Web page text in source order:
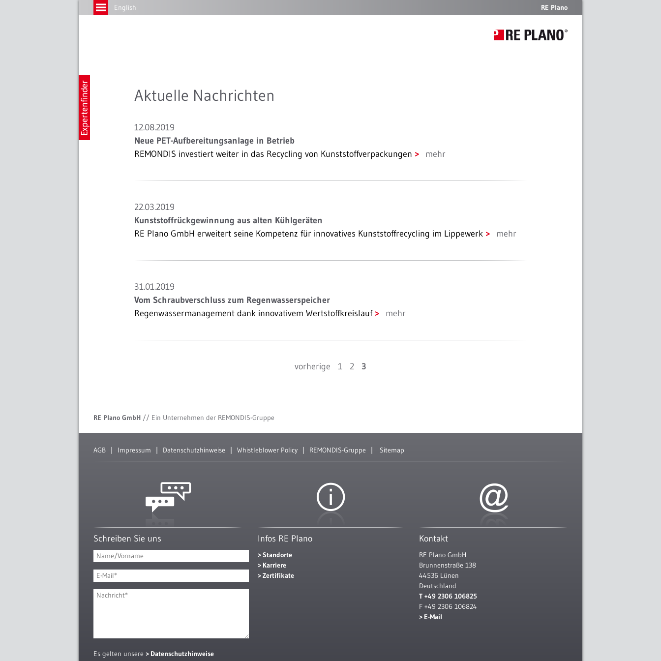
English RE Plano
Aktuelle Nachrichten
12.08.2019
Neue PET-Aufbereitungsanlage in Betrieb
REMONDIS investiert weiter in das Recycling von Kunststoffverpackungen
mehr
22.03.2019
Kunststoffrückgewinnung aus alten Kühlgeräten
RE Plano GmbH erweitert seine Kompetenz für innovatives Kunststoffrecycling im Lippewerk
mehr
31.01.2019
Vom Schraubverschluss zum Regenwasserspeicher
Regenwassermanagement dank innovativem Wertstoffkreislauf
mehr
vorherige 1 2 3
RE Plano GmbH // Ein Unternehmen der REMONDIS-Gruppe
AGB Impressum Datenschutzhinweise Whistleblower Policy REMONDIS-Gruppe Sitemap
Schreiben Sie uns
Es gelten unsere Datenschutzhinweise
Infos RE Plano
Standorte
Karriere
Zertifikate
Kontakt
RE Plano GmbH
Brunnenstraße 138
44536 Lünen
Deutschland
T +49 2306 106825
F +49 2306 106824
E-Mail